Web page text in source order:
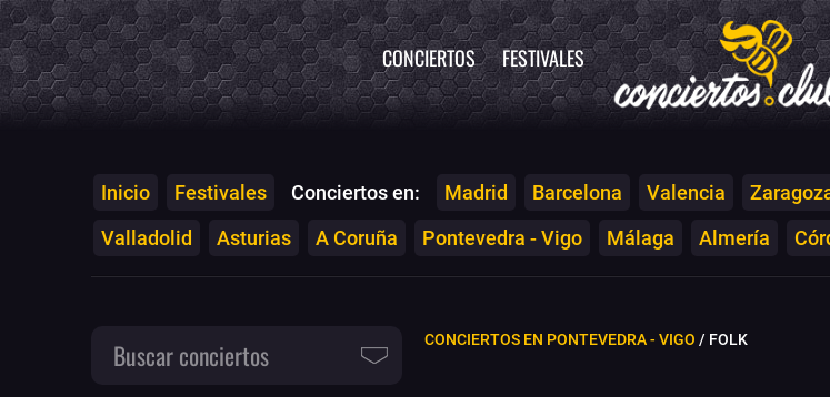
CONCIERTOS FESTIVALES
Inicio Festivales Conciertos en: Madrid Barcelona Valencia
Valladolid
Asturias A Coruña Pontevedra - Vigo Málaga Almería
CONCIERTOS EN PONTEVEDRA - VIGO / FOLK
Buscar conciertos